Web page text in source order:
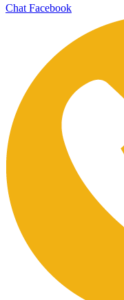
Chat Facebook